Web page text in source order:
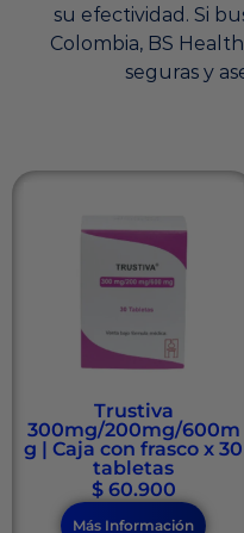
su efectividad. Si
Colombia, BS
seguras y
Trustiva
300mg/200mg/600m
g | Caja con frasco x 30
tabletas
$60.900
Más Información